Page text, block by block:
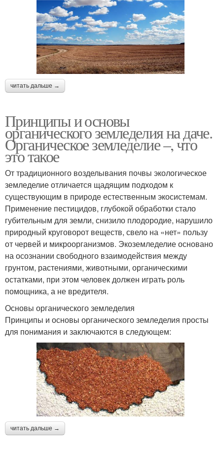
читать дальше →
Принципы и основы
органического земледелия на даче.
Органическое земледелие –, что
это такое
От традиционного возделывания почвы экологическое
земледелие отличается щадящим подходом к
существующим в природе естественным экосистемам.
Применение пестицидов, глубокой обработки стало
губительным для земли, снизило плодородие, нарушило
природный круговорот веществ, свело на «нет» пользу
от червей и микроорганизмов. Экоземледелие основано
на осознании свободного взаимодействия между
грунтом, растениями, животными, органическими
остатками, при этом человек должен играть роль
помощника, а не вредителя.
Основы органического земледелия
Принципы и основы органического земледелия просты
для понимания и заключаются в следующем:
читать дальше →